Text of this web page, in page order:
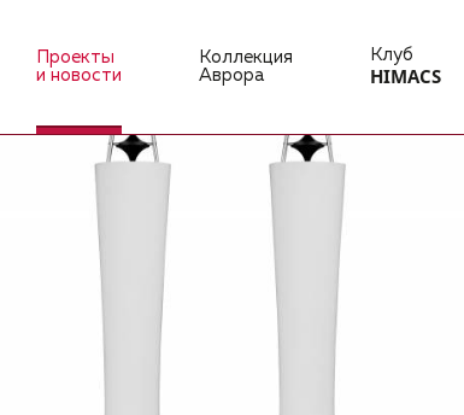
Проекты
и новости
Коллекция
Аврора
Клуб
HIMACS